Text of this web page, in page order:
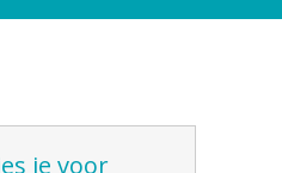
je voor